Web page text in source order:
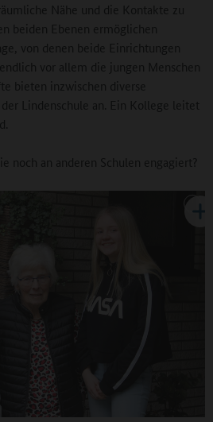
Nähe und die Kontakte zu
beiden Ebenen ermöglichen
von denen beide Einrichtungen
vor allem die jungen Menschen
bieten inzwischen diverse
Lindenschule an. Ein Kollege leitet
noch an anderen Schulen engagiert?